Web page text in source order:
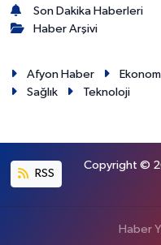
Son Dakika Haberleri
Haber Arşivi
Afyon Haber
Sağlık
Teknoloji
RSS
Copyright ©
Haber